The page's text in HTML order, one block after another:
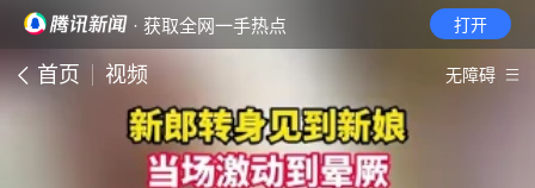
· 获取全网一手热点 打开
首页 视频 无障碍